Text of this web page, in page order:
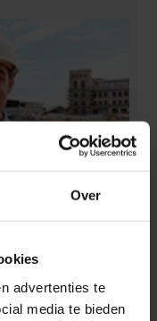
Over
advertenties te
media te bieden
Bliss